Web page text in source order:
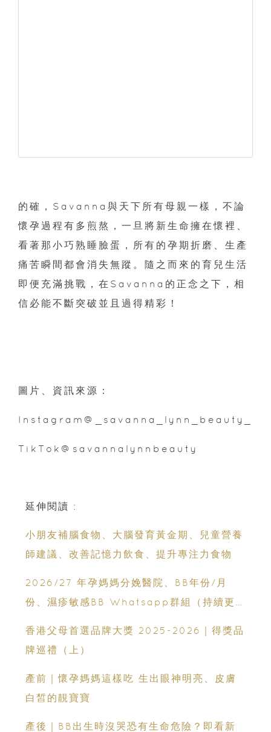
的確，Savanna與天下所有母親一樣，不論
懷孕過程有多煎熬，一旦將新生命擁在懷裡、
看著那小巧熟睡臉蛋，所有的孕期折磨、生產
痛苦瞬間都會消失無蹤。隨之而來的育兒生活
即便充滿挑戰，在Savanna的正念之下，相
信必能不斷突破並且過得精彩！
圖片、資訊來源：
Instagram@_savanna_lynn_beauty_
TikTok@savannalynnbeauty
延伸閱讀 :
小朋友補腦食物、大腦發育黃金期、兒童營養
師建議、改善記憶力飲食、提升專注力食物
2026/27 年孕媽媽分娩醫院、BB年份/月
份、濕疹敏感BB Whatsapp群組（持續更
香港父母首選品牌大獎 2025-2026｜得獎品
牌巡禮（上）
產前｜懷孕媽媽這樣吃 生出眼神明亮、皮膚
白皙的靚寶寶
產後｜BB出生時沒哭恐有生命危險？即看新